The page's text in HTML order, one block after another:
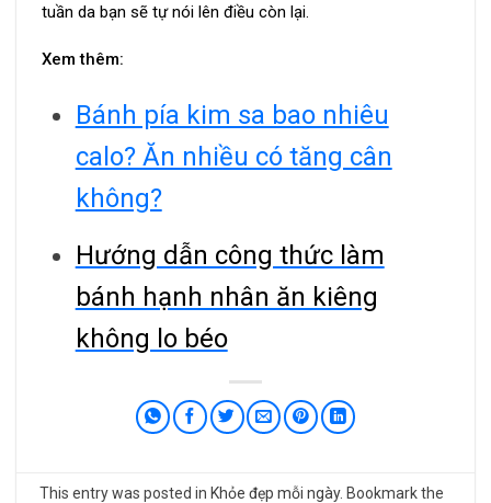
tuần da bạn sẽ tự nói lên điều còn lại.
Xem thêm:
Bánh pía kim sa bao nhiêu
calo? Ăn nhiều có tăng cân
không?
Hướng dẫn công thức làm
bánh hạnh nhân ăn kiêng
không lo béo
This entry was posted in Khỏe đẹp mỗi ngày. Bookmark the